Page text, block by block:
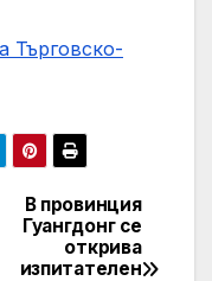
Търговско-
В провинция
Гуангдонг се
открива
изпитателен